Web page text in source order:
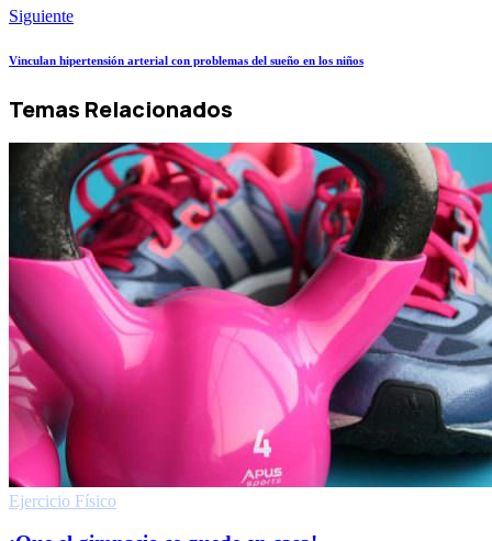
Siguiente
Vinculan hipertensión arterial con problemas del sueño en los niños
Temas Relacionados
Ejercicio Fí­sico